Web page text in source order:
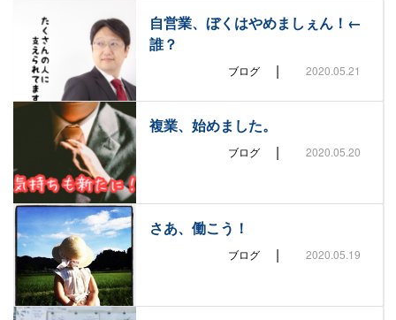
自営業、ぼくはやめましぇん！←
誰？
ブログ | 2020.05.21
複業、始めました。
ブログ | 2020.05.20
さあ、働こう！
ブログ | 2020.05.19